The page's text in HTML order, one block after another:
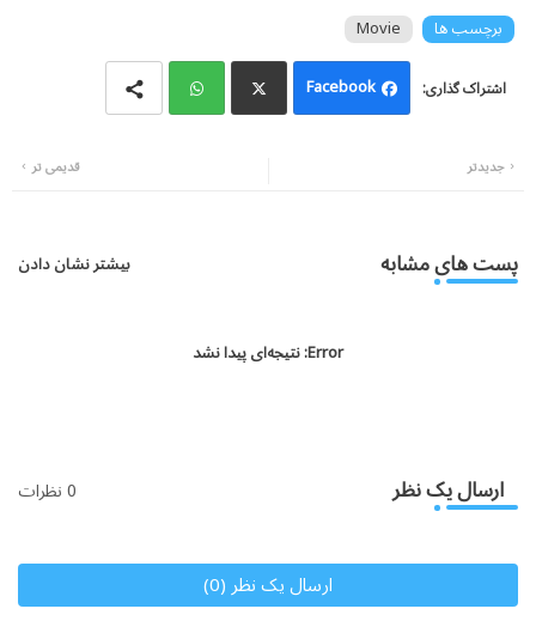
برچسب ها
Movie
Facebook
جدیدتر قدیمی تر
پست های مشابه بیشتر نشان دادن
Error: نتیجه‌ای پیدا نشد
ارسال یک نظر 0 نظرات
ارسال یک نظر (0)